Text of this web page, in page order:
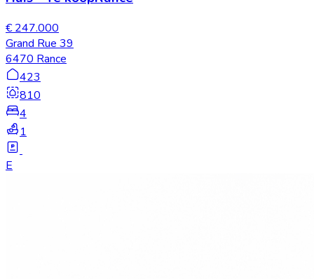
€ 247.000
Grand Rue 39
6470 Rance
423
810
4
1
E